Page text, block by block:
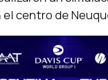
el centro de